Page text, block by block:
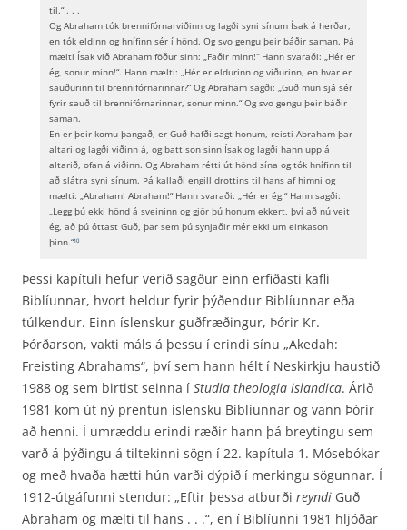
til.“ . . .
Og Abraham tók brennifórnarviðinn og lagði syni sínum Ísak á herðar,
en tók eldinn og hnífinn sér í hönd. Og svo gengu þeir báðir saman. Þá
mælti Ísak við Abraham föður sinn: „Faðir minn!“ Hann svaraði: „Hér er
ég, sonur minn!“. Hann mælti: „Hér er eldurinn og viðurinn, en hvar er
sauðurinn til brennifórnarinnar?“ Og Abraham sagði: „Guð mun sjá sér
fyrir sauð til brennifórnarinnar, sonur minn.“ Og svo gengu þeir báðir
saman.
En er þeir komu þangað, er Guð hafði sagt honum, reisti Abraham þar
altari og lagði viðinn á, og batt son sinn Ísak og lagði hann upp á
altarið, ofan á viðinn. Og Abraham rétti út hönd sína og tók hnífinn til
að slátra syni sínum. Þá kallaði engill drottins til hans af himni og
mælti: „Abraham! Abraham!“ Hann svaraði: „Hér er ég.“ Hann sagði:
„Legg þú ekki hönd á sveininn og gjör þú honum ekkert, því að nú veit
ég, að þú óttast Guð, þar sem þú synjaðir mér ekki um einkason
þinn.“10
Þessi kapítuli hefur verið sagður einn erfiðasti kafli
Biblíunnar, hvort heldur fyrir þýðendur Biblíunnar eða
túlkendur. Einn íslenskur guðfræðingur, Þórir Kr.
Þórðarson, vakti máls á þessu í erindi sínu „Akedah:
Freisting Abrahams“, því sem hann hélt í Neskirkju haustið
1988 og sem birtist seinna í Studia theologia islandica. Árið
1981 kom út ný prentun íslensku Biblíunnar og vann Þórir
að henni. Í umræddu erindi ræðir hann þá breytingu sem
varð á þýðingu á tiltekinni sögn í 22. kapítula 1. Mósebókar
og með hvaða hætti hún varði dýpið í merkingu sögunnar. Í
1912-útgáfunni stendur: „Eftir þessa atburði reyndi Guð
Abraham og mælti til hans . . .“, en í Biblíunni 1981 hljóðar